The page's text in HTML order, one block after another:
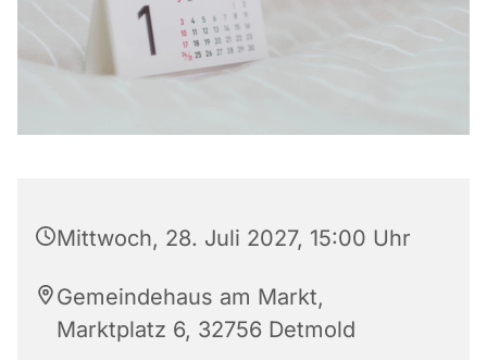
Mittwoch, 28. Juli 2027, 15:00 Uhr
Gemeindehaus am Markt,
Marktplatz 6, 32756 Detmold